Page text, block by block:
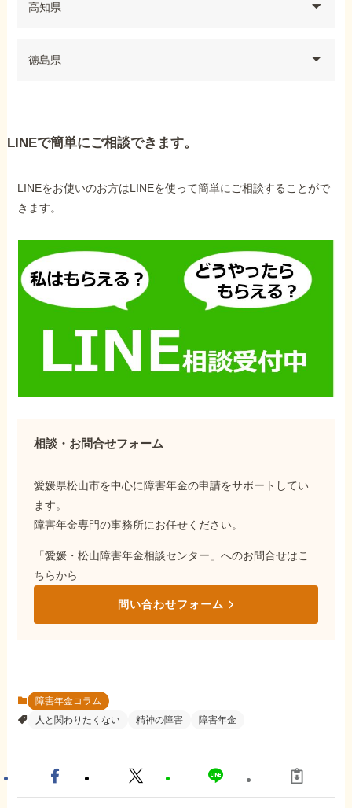
高知県
徳島県
LINEで簡単にご相談できます。
LINEをお使いのお方はLINEを使って簡単にご相談することがで
きます。
相談・お問合せフォーム
愛媛県松山市を中心に障害年金の申請をサポートしてい
ます。
障害年金専門の事務所にお任せください。
「愛媛・松山障害年金相談センター」へのお問合せはこ
ちらから
問い合わせフォーム
障害年金コラム
人と関わりたくない
精神の障害 障害年金